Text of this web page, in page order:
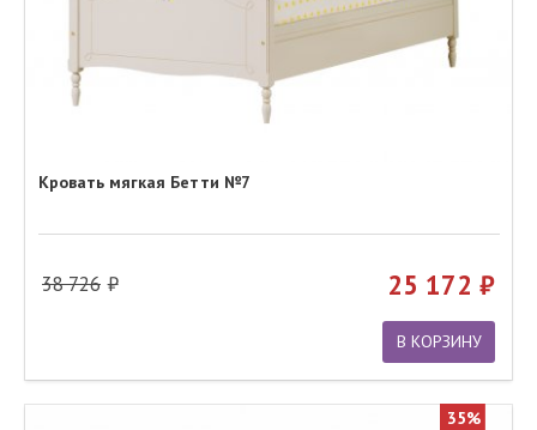
Кровать мягкая Бетти №7
38 726 25 172
В КОРЗИНУ
35%